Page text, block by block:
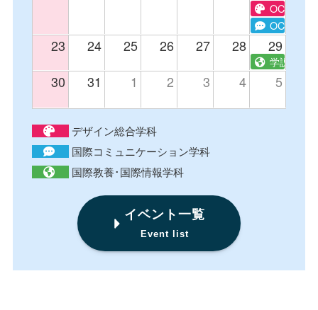
OC テキ
OC e-
23 24 25 26 27 28 29
学説 国際
30 31 1 2 3 4 5
デザイン総合学科
国際コミュニケーション学科
国際教養･国際情報学科
イベント一覧
Event list